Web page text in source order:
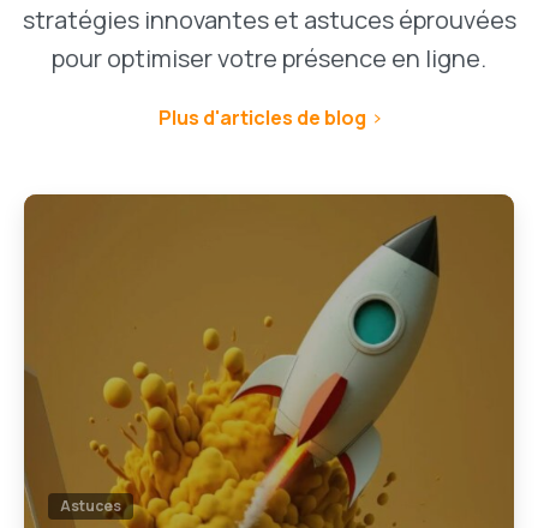
stratégies innovantes et astuces éprouvées
pour optimiser votre présence en ligne.
Plus d'articles de blog
Astuces